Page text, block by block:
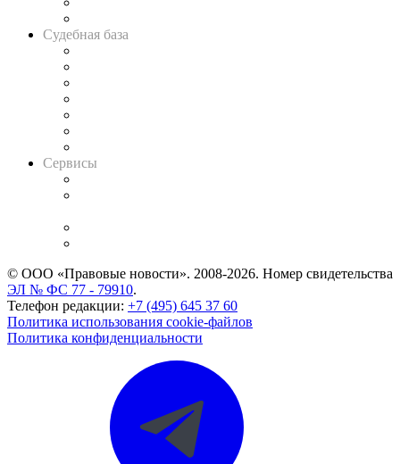
Судебная база
Сервисы
© ООО «Правовые новости». 2008-2026. Номер свидетельства
ЭЛ № ФС 77 - 79910.
Телефон редакции: +7 (495) 645 37 60
Политика использования cookie-файлов
Политика конфиденциальности